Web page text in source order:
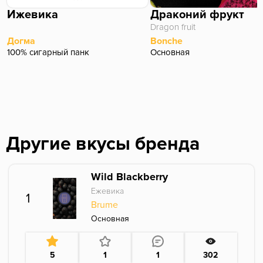
Ижевика
Догма
100% сигарный панк
Драконий фрукт
Dragon fruit
Bonche
Основная
Другие вкусы бренда
1
Wild Blackberry
Ежевика
Brume
Основная
5 1 1 302